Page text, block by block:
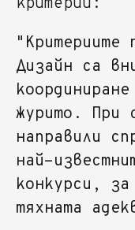
"Критериите
Дизайн са
журито. При
направили
най-
конкурси,
тяхната